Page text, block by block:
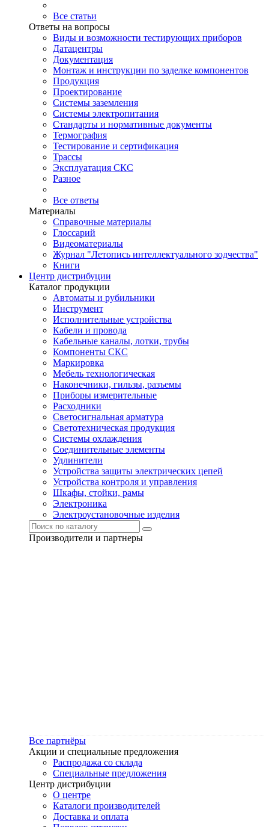
Все статьи
Ответы на вопросы
Виды и возможности тестирующих приборов
Датацентры
Документация
Монтаж и инструкции по заделке компонентов
Продукция
Проектирование
Системы заземления
Системы электропитания
Стандарты и нормативные документы
Термография
Тестирование и сертификация
Трассы
Эксплуатация СКС
Разное
Все ответы
Материалы
Справочные материалы
Глоссарий
Видеоматериалы
Журнал "Летопись интеллектуального зодчества"
Книги
Центр дистрибуции
Каталог продукции
Автоматы и рубильники
Инструмент
Исполнительные устройства
Кабели и провода
Кабельные каналы, лотки, трубы
Компоненты СКС
Маркировка
Мебель технологическая
Наконечники, гильзы, разъемы
Приборы измерительные
Расходники
Светосигнальная арматура
Светотехническая продукция
Системы охлаждения
Соединительные элементы
Удлинители
Устройства защиты электрических цепей
Устройства контроля и управления
Шкафы, стойки, рамы
Электроника
Электроустановочные изделия
Производители и партнеры
Все партнёры
Акции и специальные предложения
Распродажа со склада
Специальные предложения
Центр дистрибуции
О центре
Каталоги производителей
Доставка и оплата